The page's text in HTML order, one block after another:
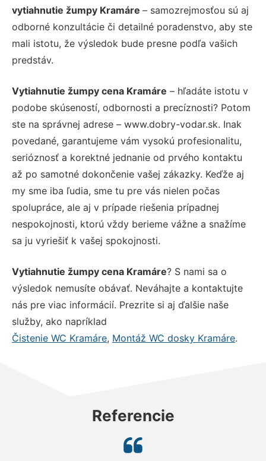
vytiahnutie žumpy Kramáre – samozrejmosťou sú aj
odborné konzultácie či detailné poradenstvo, aby ste
mali istotu, že výsledok bude presne podľa vašich
predstáv.
Vytiahnutie žumpy cena Kramáre – hľadáte istotu v
podobe skúseností, odbornosti a precíznosti? Potom
ste na správnej adrese – www.dobry-vodar.sk. Inak
povedané, garantujeme vám vysokú profesionalitu,
serióznosť a korektné jednanie od prvého kontaktu
až po samotné dokončenie vašej zákazky. Keďže aj
my sme iba ľudia, sme tu pre vás nielen počas
spolupráce, ale aj v prípade riešenia prípadnej
nespokojnosti, ktorú vždy berieme vážne a snažíme
sa ju vyriešiť k vašej spokojnosti.
Vytiahnutie žumpy cena Kramáre? S nami sa o
výsledok nemusíte obávať. Neváhajte a kontaktujte
nás pre viac informácií. Prezrite si aj ďalšie naše
služby, ako napríklad
Čistenie WC Kramáre, Montáž WC dosky Kramáre.
Referencie